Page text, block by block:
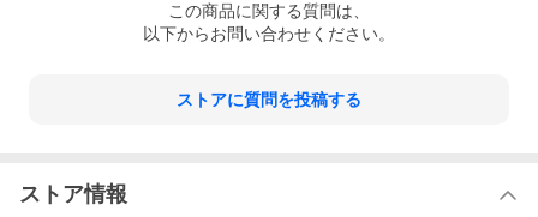
この商品に関する質問は、
以下からお問い合わせください。
ストアに質問を投稿する
ストア情報